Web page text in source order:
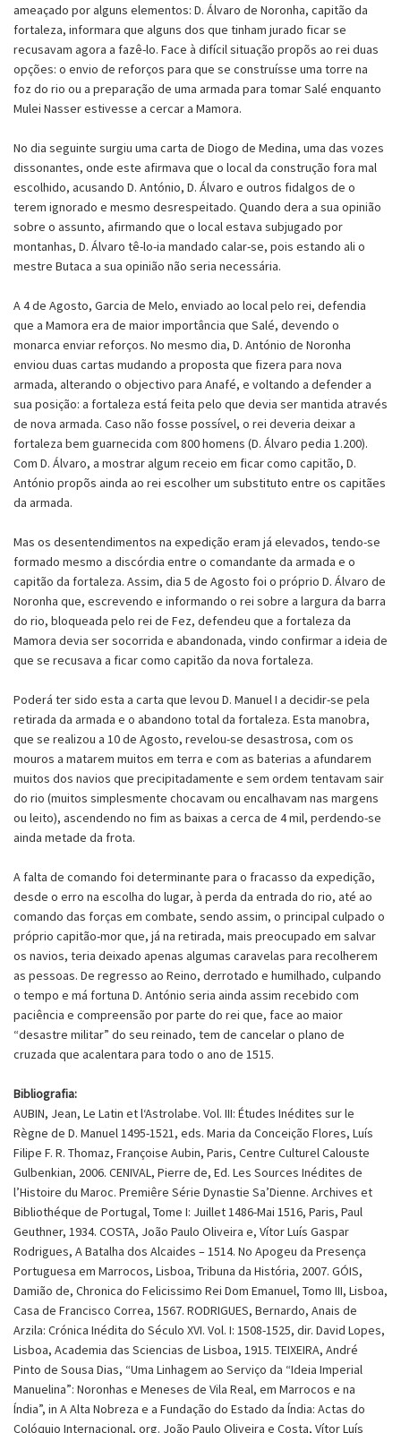
ameaçado por alguns elementos: D. Álvaro de Noronha, capitão da
fortaleza, informara que alguns dos que tinham jurado ficar se
recusavam agora a fazê-lo. Face à difícil situação propõs ao rei duas
opções: o envio de reforços para que se construísse uma torre na
foz do rio ou a preparação de uma armada para tomar Salé enquanto
Mulei Nasser estivesse a cercar a Mamora.
No dia seguinte surgiu uma carta de Diogo de Medina, uma das vozes
dissonantes, onde este afirmava que o local da construção fora mal
escolhido, acusando D. António, D. Álvaro e outros fidalgos de o
terem ignorado e mesmo desrespeitado. Quando dera a sua opinião
sobre o assunto, afirmando que o local estava subjugado por
montanhas, D. Álvaro tê-lo-ia mandado calar-se, pois estando ali o
mestre Butaca a sua opinião não seria necessária.
A 4 de Agosto, Garcia de Melo, enviado ao local pelo rei, defendia
que a Mamora era de maior importância que Salé, devendo o
monarca enviar reforços. No mesmo dia, D. António de Noronha
enviou duas cartas mudando a proposta que fizera para nova
armada, alterando o objectivo para Anafé, e voltando a defender a
sua posição: a fortaleza está feita pelo que devia ser mantida através
de nova armada. Caso não fosse possível, o rei deveria deixar a
fortaleza bem guarnecida com 800 homens (D. Álvaro pedia 1.200).
Com D. Álvaro, a mostrar algum receio em ficar como capitão, D.
António propõs ainda ao rei escolher um substituto entre os capitães
da armada.
Mas os desentendimentos na expedição eram já elevados, tendo-se
formado mesmo a discórdia entre o comandante da armada e o
capitão da fortaleza. Assim, dia 5 de Agosto foi o próprio D. Álvaro de
Noronha que, escrevendo e informando o rei sobre a largura da barra
do rio, bloqueada pelo rei de Fez, defendeu que a fortaleza da
Mamora devia ser socorrida e abandonada, vindo confirmar a ideia de
que se recusava a ficar como capitão da nova fortaleza.
Poderá ter sido esta a carta que levou D. Manuel I a decidir-se pela
retirada da armada e o abandono total da fortaleza. Esta manobra,
que se realizou a 10 de Agosto, revelou-se desastrosa, com os
mouros a matarem muitos em terra e com as baterias a afundarem
muitos dos navios que precipitadamente e sem ordem tentavam sair
do rio (muitos simplesmente chocavam ou encalhavam nas margens
ou leito), ascendendo no fim as baixas a cerca de 4 mil, perdendo-se
ainda metade da frota.
A falta de comando foi determinante para o fracasso da expedição,
desde o erro na escolha do lugar, à perda da entrada do rio, até ao
comando das forças em combate, sendo assim, o principal culpado o
próprio capitão-mor que, já na retirada, mais preocupado em salvar
os navios, teria deixado apenas algumas caravelas para recolherem
as pessoas. De regresso ao Reino, derrotado e humilhado, culpando
o tempo e má fortuna D. António seria ainda assim recebido com
paciência e compreensão por parte do rei que, face ao maior
“desastre militar” do seu reinado, tem de cancelar o plano de
cruzada que acalentara para todo o ano de 1515.
Bibliografia:
AUBIN, Jean, Le Latin et l‘Astrolabe. Vol. III: Études Inédites sur le
Règne de D. Manuel 1495-1521, eds. Maria da Conceição Flores, Luís
Filipe F. R. Thomaz, Françoise Aubin, Paris, Centre Culturel Calouste
Gulbenkian, 2006. CENIVAL, Pierre de, Ed. Les Sources Inédites de
l’Histoire du Maroc. Premiêre Série Dynastie Sa’Dienne. Archives et
Bibliothéque de Portugal, Tome I: Juillet 1486-Mai 1516, Paris, Paul
Geuthner, 1934. COSTA, João Paulo Oliveira e, Vítor Luís Gaspar
Rodrigues, A Batalha dos Alcaides – 1514. No Apogeu da Presença
Portuguesa em Marrocos, Lisboa, Tribuna da História, 2007. GÓIS,
Damião de, Chronica do Felicissimo Rei Dom Emanuel, Tomo III, Lisboa,
Casa de Francisco Correa, 1567. RODRIGUES, Bernardo, Anais de
Arzila: Crónica Inédita do Século XVI. Vol. I: 1508-1525, dir. David Lopes,
Lisboa, Academia das Sciencias de Lisboa, 1915. TEIXEIRA, André
Pinto de Sousa Dias, “Uma Linhagem ao Serviço da “Ideia Imperial
Manuelina”: Noronhas e Meneses de Vila Real, em Marrocos e na
Índia”, in A Alta Nobreza e a Fundação do Estado da Índia: Actas do
Colóquio Internacional, org. João Paulo Oliveira e Costa, Vítor Luís